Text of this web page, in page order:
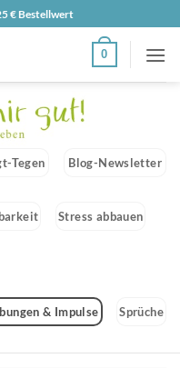
€ Bestellwert
0
Tegen Blog-Newsletter
Stress abbauen
& Impulse Sprüche